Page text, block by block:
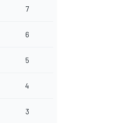
7
6
5
4
3